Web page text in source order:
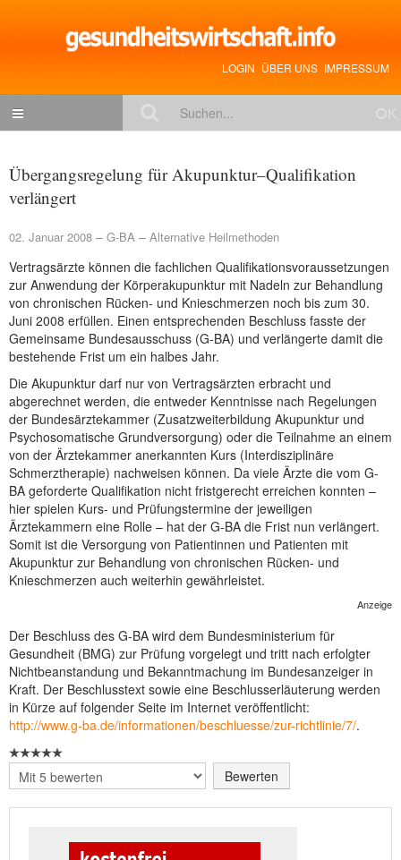
LOGIN ÜBER UNS IMPRESSUM
Gesundheitspolitik
Medizin & Pharma
Gesundheit
Jobs & Karriere
Mitglieder-Beiträge
NEUER BEITRAG
Übergangsregelung für Akupunktur–Qualifikation
verlängert
02. Januar 2008 G-BA Alternative Heilmethoden
Vertragsärzte können die fachlichen Qualifikationsvoraussetzungen
zur Anwendung der Körperakupunktur mit Nadeln zur Behandlung
von chronischen Rücken- und Knieschmerzen noch bis zum 30.
Juni 2008 erfüllen. Einen entsprechenden Beschluss fasste der
Gemeinsame Bundesausschuss (G-BA) und verlängerte damit die
bestehende Frist um ein halbes Jahr.
Die Akupunktur darf nur von Vertragsärzten erbracht und
abgerechnet werden, die entweder Kenntnisse nach Regelungen
der Bundesärztekammer (Zusatzweiterbildung Akupunktur und
Psychosomatische Grundversorgung) oder die Teilnahme an einem
von der Ärztekammer anerkannten Kurs (Interdisziplinäre
Schmerztherapie) nachweisen können. Da viele Ärzte die vom G-
BA geforderte Qualifikation nicht fristgerecht erreichen konnten –
hier spielen Kurs- und Prüfungstermine der jeweiligen
Ärztekammern eine Rolle – hat der G-BA die Frist nun verlängert.
Somit ist die Versorgung von Patientinnen und Patienten mit
Akupunktur zur Behandlung von chronischen Rücken- und
Knieschmerzen auch weiterhin gewährleistet.
Anzeige
Der Beschluss des G-BA wird dem Bundesministerium für
Gesundheit (BMG) zur Prüfung vorgelegt und tritt nach erfolgter
Nichtbeanstandung und Bekanntmachung im Bundesanzeiger in
Kraft. Der Beschlusstext sowie eine Beschlusserläuterung werden
in Kürze auf folgender Seite im Internet veröffentlicht:
http://www.g-ba.de/informationen/beschluesse/zur-richtlinie/7/.
Bitte
bewerten